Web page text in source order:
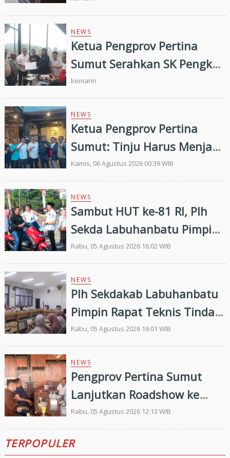
Pembinaan dan Targetkan
Prestasi di Porprovsu 2026
NEWS
Ketua Pengprov Pertina
Sumut Serahkan SK Pengkab
Pertina Madina Periode
2026–2030
kemarin
NEWS
Ketua Pengprov Pertina
Sumut: Tinju Harus Menjadi
Jalan Membangun Masa
Depan Generasi Muda
Kamis, 06 Agustus 2026 00:39 WIB
NEWS
Sambut HUT ke-81 RI, Plh
Sekda Labuhanbatu Pimpin
Pembagian 300 Bendera
Merah Putih
Rabu, 05 Agustus 2026 16:02 WIB
NEWS
Plh Sekdakab Labuhanbatu
Pimpin Rapat Teknis Tindak
Lanjut Entry Meeting
Penilaian Kepatuhan
Pelayanan Publik Oleh
Ombudsman RI tahun 2026
Rabu, 05 Agustus 2026 16:01 WIB
NEWS
Pengprov Pertina Sumut
Lanjutkan Roadshow ke
Gunung Tua, Konsolidasi
Bersama Pengkab Paluta
dan Palas Jelang Porprovsu
Rabu, 05 Agustus 2026 12:13 WIB
TERPOPULER